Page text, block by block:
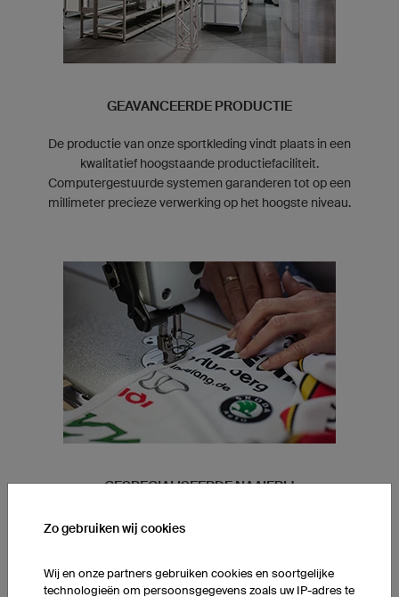
GEAVANCEERDE PRODUCTIE
De productie van onze sportkleding vindt plaats in een
kwalitatief hoogstaande productiefaciliteit.
Computergestuurde systemen garanderen tot op een
millimeter precieze verwerking op het hoogste niveau.
GESPECIALISEERDE NAAIERIJ
Onze naaisters specialiseren zich op een paar producten.
Zo gebruiken wij cookies
Wij en onze partners gebruiken cookies en soortgelijke
technologieën om persoonsgegevens zoals uw IP-adres te